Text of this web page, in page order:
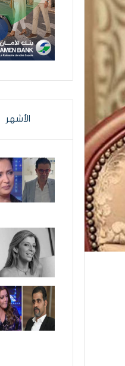
الأشهر